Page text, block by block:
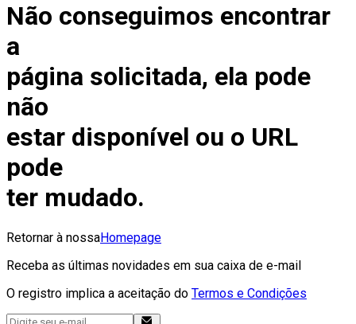
Não conseguimos encontrar
a
página solicitada, ela pode
não
estar disponível ou o URL
pode
ter mudado.
Retornar à nossaHomepage
Receba as últimas novidades em sua caixa de e-mail
O registro implica a aceitação do Termos e Condições